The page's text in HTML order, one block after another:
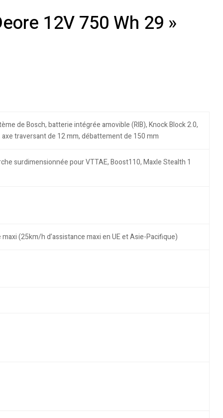
12V 750 Wh 29 »
de Bosch, batterie intégrée amovible (RIB), Knock Block 2.0,
traversant de 12 mm, débattement de 150 mm
surdimensionnée pour VTTAE, Boost110, Maxle Stealth 1
(25km/h d’assistance maxi en UE et Asie-Pacifique)